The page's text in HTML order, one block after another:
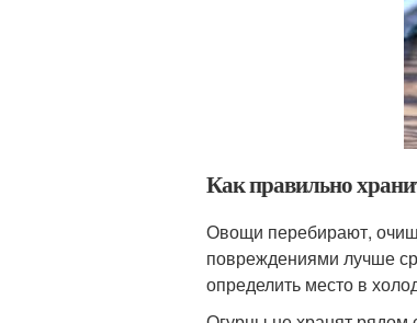
Как правильно
Овощи перебирают,
повреждениями лучше
определить место в